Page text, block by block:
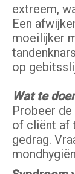
extreem,
Een
moeilijker
op
Wat te
Probeer
of cliënt af
gedrag.